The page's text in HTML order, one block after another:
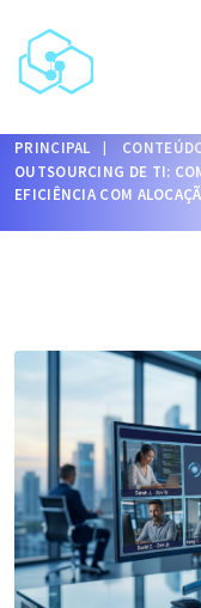
PRINCIPAL
OUTSOURCING DE TI:
EFICIÊNCIA COM